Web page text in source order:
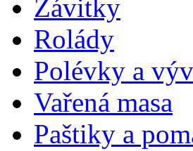
Závitky
Rolády
Polévky a
Vařená masa
Paštiky a